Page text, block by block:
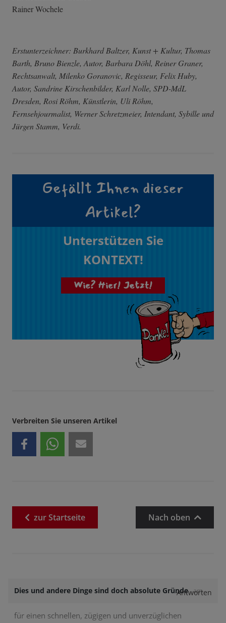
Rainer Wochele
Erstunterzeichner: Burkhard Baltzer, Kunst + Kultur, Thomas
Barth, Bruno Bienzle, Autor, Barbara Döhl, Reiner Graner,
Rechtsanwalt, Milenko Goranovic, Regisseur, Felix Huby,
Autor, Sandrine Kirschenbilder, Karl Nolle, SPD-MdL
Dresden, Rosi Röhm, Künstlerin, Uli Röhm,
Fernsehjourmalist, Werner Schretzmeier, Intendant, Sybille und
Jürgen Stamm, Verdi.
Gefällt Ihnen dieser
Artikel?
Unterstützen Sie
KONTEXT!
Wie? Hier! Jetzt!
Verbreiten Sie unseren Artikel
zurStartseite Nach oben
Dies und andere Dinge sind doch absolute Gründe am
Antworten
für einen schnellen, zügigen und unverzüglichen